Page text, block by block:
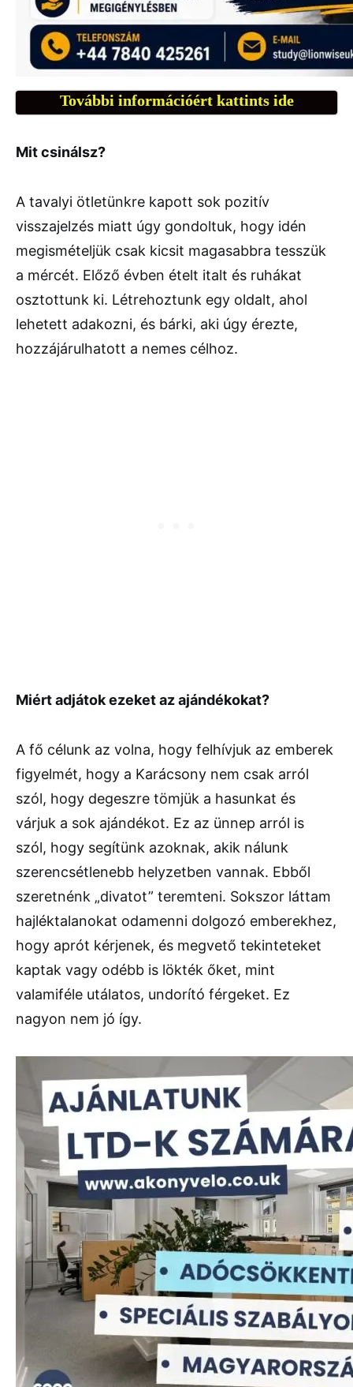
További információért kattints ide
Mit csinálsz?
A tavalyi ötletünkre kapott sok pozitív
visszajelzés miatt úgy gondoltuk, hogy idén
megismételjük csak kicsit magasabbra tesszük
a mércét. Előző évben ételt italt és ruhákat
osztottunk ki. Létrehoztunk egy oldalt, ahol
lehetett adakozni, és bárki, aki úgy érezte,
hozzájárulhatott a nemes célhoz.
Miért adjátok ezeket az ajándékokat?
A fő célunk az volna, hogy felhívjuk az emberek
figyelmét, hogy a Karácsony nem csak arról
szól, hogy degeszre tömjük a hasunkat és
várjuk a sok ajándékot. Ez az ünnep arról is
szól, hogy segítünk azoknak, akik nálunk
szerencsétlenebb helyzetben vannak. Ebből
szeretnénk „divatot” teremteni. Sokszor láttam
hajléktalanokat odamenni dolgozó emberekhez,
hogy aprót kérjenek, és megvető tekinteteket
kaptak vagy odébb is lökték őket, mint
valamiféle utálatos, undorító férgeket. Ez
nagyon nem jó így.